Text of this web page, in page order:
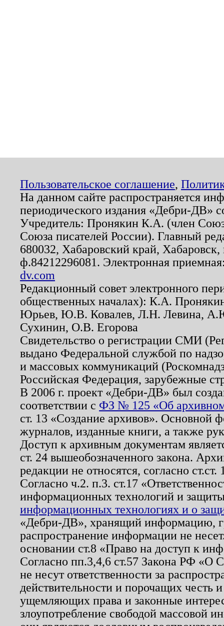
Пользовательское соглашение,
На данном сайте распространяется
периодического издания «Дебри-ДВ»
Учредитель: Пронякин К.А. (член
Союза писателей России). Главный
680032, Хабаровский край,
ф.84212296081. Электронная
dv.com
Редакционный совет электронного
общественных началах): К.А.
Юрьев, Ю.В. Ковалев, Л.Н. Левина,
Сухинин, О.В. Егорова
Свидетельство о регистрации СМИ
выдано Федеральной службой по
и массовых коммуникаций
Российская Федерация, зарубежные
В 2006 г. проект «Дебри-ДВ» был
соответствии с ФЗ № 125 «Об
ст. 13 «Создание архивов». Основной
журналов, изданные книги, а также
Доступ к архивным документам
ст. 24 вышеобозначенного закона.
редакции не относятся, согласно
Согласно ч.2. п.3. ст.17
информационных технологий и
информационных технологиях и о
«Дебри-ДВ», хранящий информацию,
распространение информации не
основании ст.8 «Право на доступ к
Согласно пп.3,4,6 ст.57 Закона РФ «О
не несут ответственности за
действительности и порочащих честь
ущемляющих права и законные
злоупотребление свободой массовой